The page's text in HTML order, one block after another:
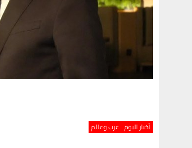
أخبار اليوم عرب وعالم